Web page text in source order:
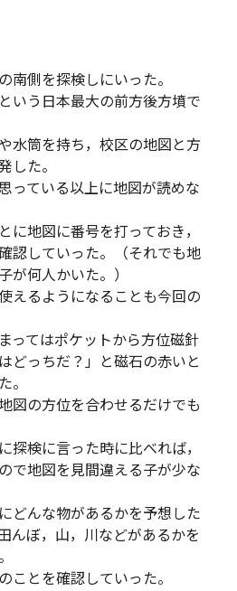
南側を探検しにいった。
いう日本最大の前方後方墳で
水筒を持ち，校区の地図と方
した。
っている以上に地図が読めな
地図に番号を打っておき，
認していった。（それでも地
が何人かいた。）
えるようになることも今回の
ってはポケットから方位磁針
どっちだ？」と磁石の赤いと
。
図の方位を合わせるだけでも
検に言った時に比べれば，
で地図を見間違える子が少な
どんな物があるかを予想した
んぼ，山，川などがあるかを
とを確認していった。